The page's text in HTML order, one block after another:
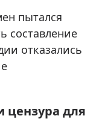
пытался
составление
отказались
цензура для